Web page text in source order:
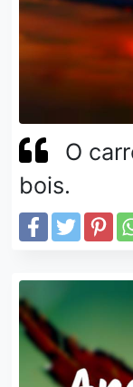
O
bois.